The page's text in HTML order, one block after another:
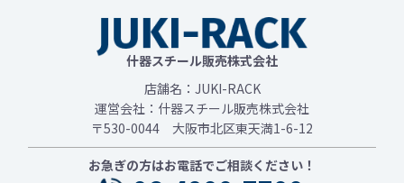
什器スチール販売株式会社
店舗名：JUKI-RACK
運営会社：什器スチール販売株式会社
〒530-0044 大阪市北区東天満1-6-12
お急ぎの方はお電話でご相談ください！